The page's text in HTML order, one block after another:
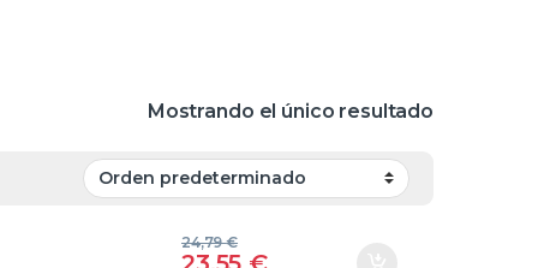
Mostrando el único resultado
24,79€